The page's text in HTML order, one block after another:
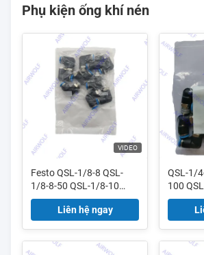
Phụ kiện ống khí nén
VIDEO
Festo QSL-1/8-8 QSL-
1/8-8-50 QSL-1/8-10
QSL-1/4-4 QSL Series
Đẩy vào LLiên hệ ngay
QSL-1/
100
8-50
Push-in